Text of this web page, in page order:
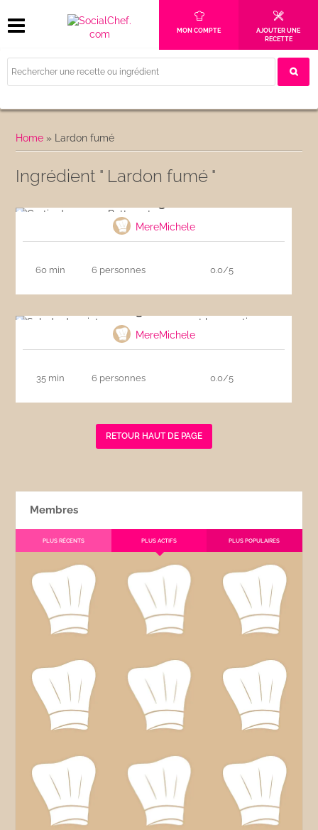
MON COMPTE
AJOUTER UNE
RECETTE
Home » Lardon fumé
Ingrédient " Lardon fumé "
MereMichele
60 min 6 personnes 0.0/5
Salade de printemps aux asperges et
MereMichele
35 min 6 personnes 0.0/5
RETOUR HAUT DE PAGE
Membres
PLUS RÉCENTS PLUS ACTIFS PLUS POPULAIRES